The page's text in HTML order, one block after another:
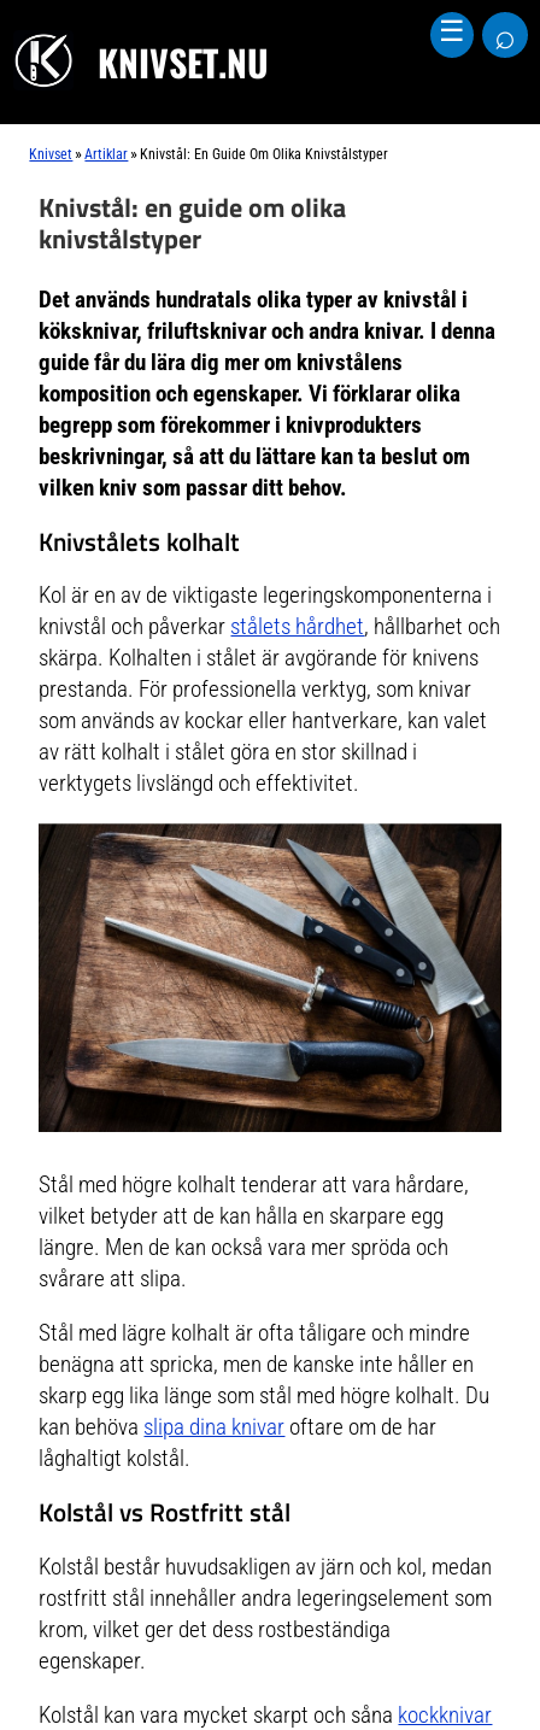
KNIVSET.NU
☰ ⌕
Knivset »Artiklar » Knivstål: En Guide Om Olika Knivstålstyper
Knivstål: en guide om olika
knivstålstyper
Det används hundratals olika typer av knivstål i
köksknivar, friluftsknivar och andra knivar. I denna
guide får du lära dig mer om knivstålens
komposition och egenskaper. Vi förklarar olika
begrepp som förekommer i knivprodukters
beskrivningar, så att du lättare kan ta beslut om
vilken kniv som passar ditt behov.
Knivstålets kolhalt
Kol är en av de viktigaste legeringskomponenterna i
knivstål och påverkar stålets hårdhet, hållbarhet och
skärpa. Kolhalten i stålet är avgörande för knivens
prestanda. För professionella verktyg, som knivar
som används av kockar eller hantverkare, kan valet
av rätt kolhalt i stålet göra en stor skillnad i
verktygets livslängd och effektivitet.
Stål med högre kolhalt tenderar att vara hårdare,
vilket betyder att de kan hålla en skarpare egg
längre. Men de kan också vara mer spröda och
svårare att slipa.
Stål med lägre kolhalt är ofta tåligare och mindre
benägna att spricka, men de kanske inte håller en
skarp egg lika länge som stål med högre kolhalt. Du
kan behöva slipa dina knivar oftare om de har
låghaltigt kolstål.
Kolstål vs Rostfritt stål
Kolstål består huvudsakligen av järn och kol, medan
rostfritt stål innehåller andra legeringselement som
krom, vilket ger det dess rostbeständiga
egenskaper.
Kolstål kan vara mycket skarpt och såna kockknivar